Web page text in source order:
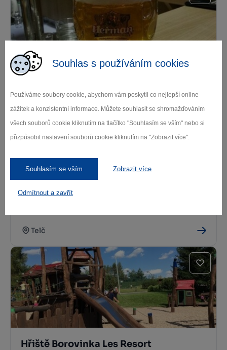
Souhlas s používáním cookies
Používáme soubory cookie, abychom vám poskytli co nejlepší online
zážitek a konzistentní informace. Můžete souhlasit se shromažďováním
všech souborů cookie kliknutím na tlačítko "Souhlasím se vším" nebo si
přizpůsobit nastavení souborů cookie kliknutím na "Zobrazit více".
Souhlasím se vším Zobrazit více
Odmítnout a zavřít
Hospodářský dvůr Bohuslavice
Bohuslavice
Telč
Hřiště Borovinka Les Resort